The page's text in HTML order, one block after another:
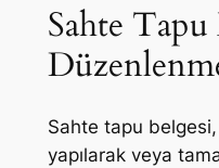
Sahte Tapu
Sahte tapu
yapılarak veya